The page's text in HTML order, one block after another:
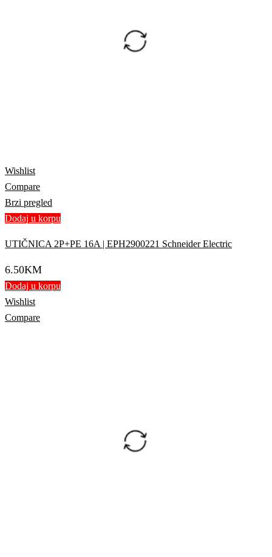
Wishlist
Compare
Brzi pregled
Dodaj u korpu
UTIČNICA 2P+PE 16A | EPH2900221 Schneider Electric
6.50KM
Dodaj u korpu
Wishlist
Compare